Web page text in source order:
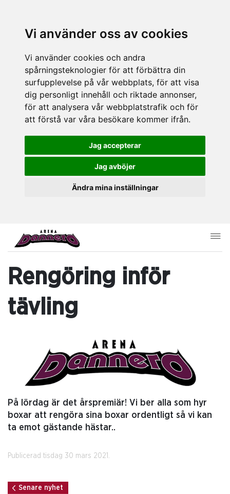
Vi använder oss av cookies
Vi använder cookies och andra
spårningsteknologier för att förbättra din
surfupplevelse på vår webbplats, för att visa
dig personligt innehåll och riktade annonser,
för att analysera vår webbplatstrafik och för
att förstå var våra besökare kommer ifrån.
Jag accepterar
Jag avböjer
Ändra mina inställningar
Rengöring inför
tävling
På lördag är det årspremiär! Vi ber alla som hyr
boxar att rengöra sina boxar ordentligt så vi kan
ta emot gästande hästar..
Publicerad tisdag 30 mars 2021.
Senare nyhet